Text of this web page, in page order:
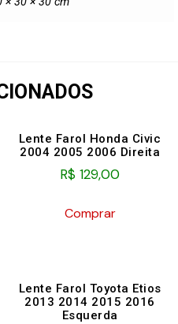
Lente Farol Honda Civic
2004 2005 2006 Direita
R$ 129,00
Comprar
Lente Farol Toyota Etios
2013 2014 2015 2016
Esquerda